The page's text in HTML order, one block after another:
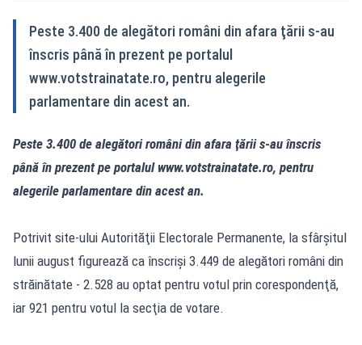
Peste 3.400 de alegători români din afara ţării s-au
înscris până în prezent pe portalul
www.votstrainatate.ro, pentru alegerile
parlamentare din acest an.
Peste 3.400 de alegători români din afara ţării s-au înscris
până în prezent pe portalul www.votstrainatate.ro, pentru
alegerile parlamentare din acest an.
Potrivit site-ului Autorităţii Electorale Permanente, la sfârşitul
lunii august figurează ca înscrişi 3.449 de alegători români din
străinătate - 2.528 au optat pentru votul prin corespondenţă,
iar 921 pentru votul la secţia de votare.